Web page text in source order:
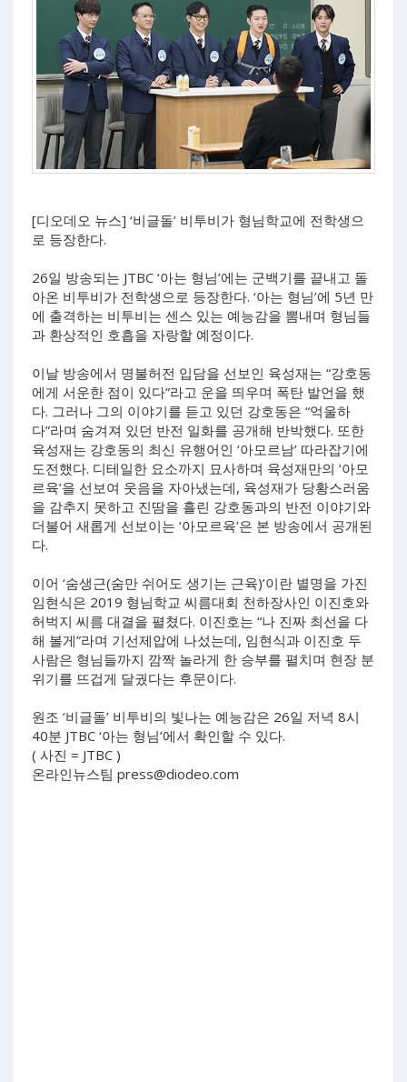
[디오데오 뉴스] ‘비글돌’ 비투비가 형님학교에 전학생으
로 등장한다.
26일 방송되는 JTBC ‘아는 형님’에는 군백기를 끝내고 돌
아온 비투비가 전학생으로 등장한다. ‘아는 형님’에 5년 만
에 출격하는 비투비는 센스 있는 예능감을 뽐내며 형님들
과 환상적인 호흡을 자랑할 예정이다.
이날 방송에서 명불허전 입담을 선보인 육성재는 “강호동
에게 서운한 점이 있다”라고 운을 띄우며 폭탄 발언을 했
다. 그러나 그의 이야기를 듣고 있던 강호동은 “억울하
다”라며 숨겨져 있던 반전 일화를 공개해 반박했다. 또한
육성재는 강호동의 최신 유행어인 ‘아모르남’ 따라잡기에
도전했다. 디테일한 요소까지 묘사하며 육성재만의 ‘아모
르육’을 선보여 웃음을 자아냈는데, 육성재가 당황스러움
을 감추지 못하고 진땀을 흘린 강호동과의 반전 이야기와
더불어 새롭게 선보이는 ‘아모르육’은 본 방송에서 공개된
다.
이어 ‘숨생근(숨만 쉬어도 생기는 근육)’이란 별명을 가진
임현식은 2019 형님학교 씨름대회 천하장사인 이진호와
허벅지 씨름 대결을 펼쳤다. 이진호는 “나 진짜 최선을 다
해 볼게”라며 기선제압에 나섰는데, 임현식과 이진호 두
사람은 형님들까지 깜짝 놀라게 한 승부를 펼치며 현장 분
위기를 뜨겁게 달궜다는 후문이다.
원조 ‘비글돌’ 비투비의 빛나는 예능감은 26일 저녁 8시
40분 JTBC ‘아는 형님’에서 확인할 수 있다.
( 사진 = JTBC )
온라인뉴스팀 press@diodeo.com